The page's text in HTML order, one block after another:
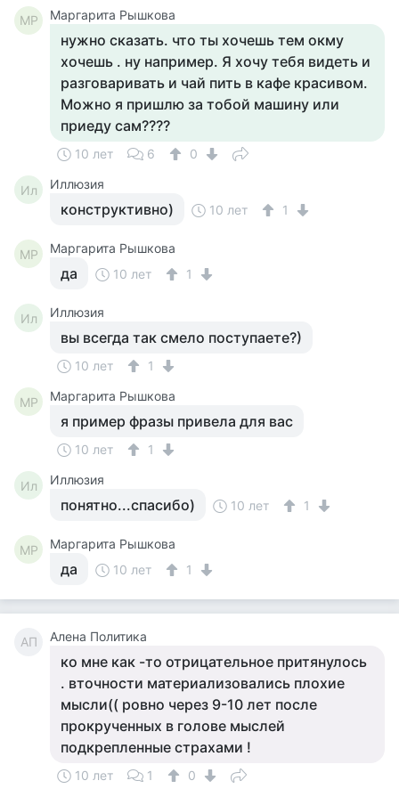
МР Маргарита Рышкова
нужно сказать. что ты хочешь тем окму
хочешь . ну например. Я хочу тебя видеть и
разговаривать и чай пить в кафе красивом.
Можно я пришлю за тобой машину или
приеду сам????
10 лет 6 0
Ил Иллюзия
конструктивно) 10 лет 1
МР Маргарита Рышкова
да 10 лет 1
Ил Иллюзия
вы всегда так смело поступаете?)
10 лет 1
МР Маргарита Рышкова
я пример фразы привела для вас
10 лет 1
Ил Иллюзия
понятно...спасибо) 10 лет 1
МР Маргарита Рышкова
да 10 лет 1
АП Алена Политика
ко мне как -то отрицательное притянулось
. вточности материализовались плохие
мысли(( ровно через 9-10 лет после
прокрученных в голове мыслей
подкрепленные страхами !
10 лет 1 0